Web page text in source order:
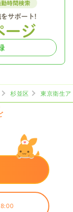
杉並区
東京衛生